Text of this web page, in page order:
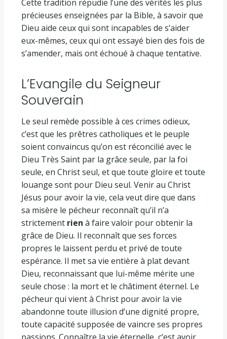
Cette tradition répudie l’une des vérités les plus
précieuses enseignées par la Bible, à savoir que
Dieu aide ceux qui sont incapables de s’aider
eux-mêmes, ceux qui ont essayé bien des fois de
s’amender, mais ont échoué à chaque tentative.
L’Evangile du Seigneur
Souverain
Le seul remède possible à ces crimes odieux,
c’est que les prêtres catholiques et le peuple
soient convaincus qu’on est réconcilié avec le
Dieu Très Saint par la grâce seule, par la foi
seule, en Christ seul, et que toute gloire et toute
louange sont pour Dieu seul. Venir au Christ
Jésus pour avoir la vie, cela veut dire que dans
sa misère le pécheur reconnaît qu’il n’a
strictement rien à faire valoir pour obtenir la
grâce de Dieu. Il reconnaît que ses forces
propres le laissent perdu et privé de toute
espérance. Il met sa vie entière à plat devant
Dieu, reconnaissant que lui-même mérite une
seule chose : la mort et le châtiment éternel. Le
pécheur qui vient à Christ pour avoir la vie
abandonne toute illusion d’une dignité propre,
toute capacité supposée de vaincre ses propres
passions. Connaître la vie éternelle, c’est avoir